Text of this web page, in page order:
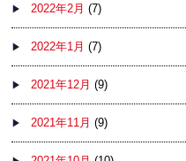
2022年2月 (7)
2022年1月 (7)
2021年12月 (9)
2021年11月 (9)